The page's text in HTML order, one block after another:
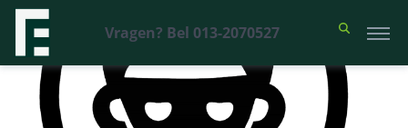
Vragen? Bel 013-2070527